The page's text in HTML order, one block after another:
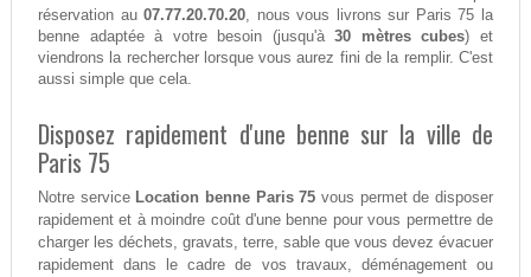
réservation au07.77.20.70.20, nous vous livrons sur Paris 75 la
benne adaptée à votre besoin (jusqu'à30 mètres cubes) et
viendrons la rechercher lorsque vous aurez fini de la remplir. C'est
aussi simple que cela.
Disposez rapidement d'une benne sur la ville de
Paris 75
Notre service Location benne Paris 75 vous permet de disposer
rapidement et à moindre coût d'une benne pour vous permettre de
charger les déchets, gravats, terre, sable que vous devez évacuer
rapidement dans le cadre de vos travaux, déménagement ou